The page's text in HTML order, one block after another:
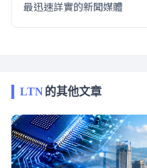
最迅速詳實的新聞媒體
LTN 的其他文章